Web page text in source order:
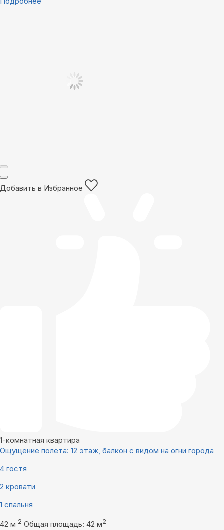
Добавить в Избранное
1-комнатная квартира
Ощущение полёта: 12 этаж, балкон с видом на огни города
4 гостя
2 кровати
1 спальня
42 м 2 Общая площадь: 42 м2